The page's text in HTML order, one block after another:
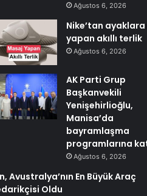
Ağustos 6, 2026
Nike’tan
yapan akıllı terlik
Ağustos 6, 2026
AK Parti Grup
Başkanvekili
Yenişehirlioğlu,
Manisa’da
bayramlaşma
programlarına
Ağustos 6, 2026
Avustralya’nın En Büyük Araç
Oldu